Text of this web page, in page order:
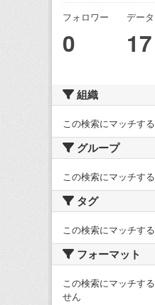
フォロワー
0
デー
17
組織
この検索にマッチす
グループ
この検索にマッチす
タグ
この検索にマッチす
フォーマット
この検索にマッチす
せん